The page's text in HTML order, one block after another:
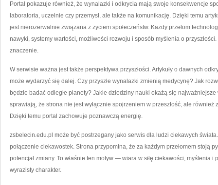
Portal pokazuje również, że wynalazki i odkrycia mają swoje konsekwencje
laboratoria, uczelnie czy przemysł, ale także na komunikację. Dzięki temu
jest nierozerwalnie związana z życiem społeczeństw. Każdy przełom
nawyki, systemy wartości, możliwości rozwoju i sposób myślenia o
znaczenie.
W serwisie ważna jest także perspektywa przyszłości. Artykuły o dawnych
może wydarzyć się dalej. Czy przyszłe wynalazki zmienią medycynę? Jak
będzie badać odległe planety? Jakie dziedziny nauki okażą się
sprawiają, że strona nie jest wyłącznie spojrzeniem w przeszłość, ale również
Dzięki temu portal zachowuje poznawczą energię.
zsbelecin.edu.pl może być postrzegany jako serwis dla ludzi ciekawych
połączenie ciekawostek. Strona przypomina, że za każdym przełomem stoją
potencjał zmiany. To właśnie ten motyw — wiara w siłę ciekawości,
wyrazisty charakter.